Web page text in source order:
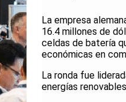
La empresa
16.4 millones de
celdas de batería
económicas en
La ronda fue
energías